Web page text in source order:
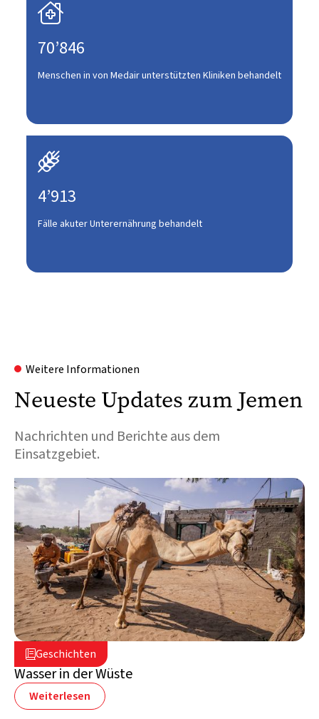

70’846
Menschen in von Medair unterstützten Kliniken behandelt

4’913
Fälle akuter Unterernährung behandelt
Weitere Informationen
Neueste Updates zum Jemen
Nachrichten und Berichte aus dem
Einsatzgebiet.
Geschichten
29. Juli 2024
Jemen
Wasser in der Wüste
Weiterlesen